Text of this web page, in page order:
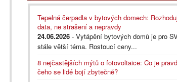
Tepelná čerpadla v bytových domech:
data, ne strašení a nepravdy
24.06.2026 - Vytápění bytových domů je pro
stále větší téma. Rostoucí ceny...
8 nejčastějších mýtů o fotovoltaice: Co je
čeho se lidé bojí zbytečně?